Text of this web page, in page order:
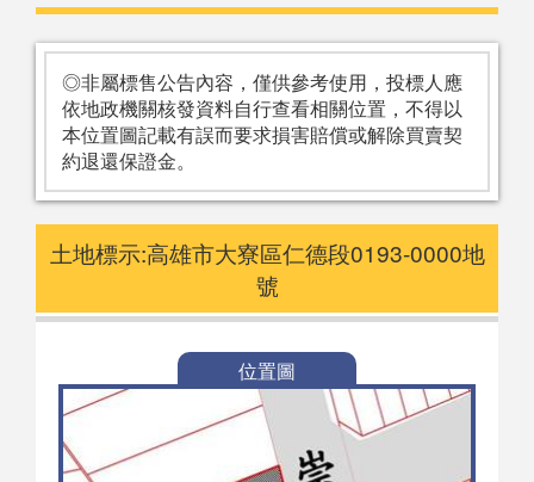
◎非屬標售公告內容，僅供參考使用，投標人應
依地政機關核發資料自行查看相關位置，不得以
本位置圖記載有誤而要求損害賠償或解除買賣契
約退還保證金。
土地標示:高雄市大寮區仁德段0193-0000地
號
位置圖